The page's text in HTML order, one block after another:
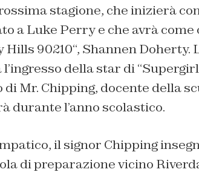
stagione, che inizierà
a Luke Perry e che avrà come
Hills 90210“, Shannen
della star di “Supergirl
Mr. Chipping, docente della
durante l’anno scolastico.
il signor Chipping
di preparazione vicino